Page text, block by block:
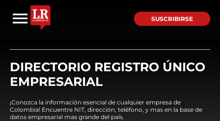
SUSCRIBIRSE
DIRECTORIO REGISTRO ÚNICO
EMPRESARIAL
¡Conozca la información esencial de cualquier empresa de
Colombia! Encuentre NIT, dirección, teléfono, y mas en la base de
datos empresarial mas grande del país.